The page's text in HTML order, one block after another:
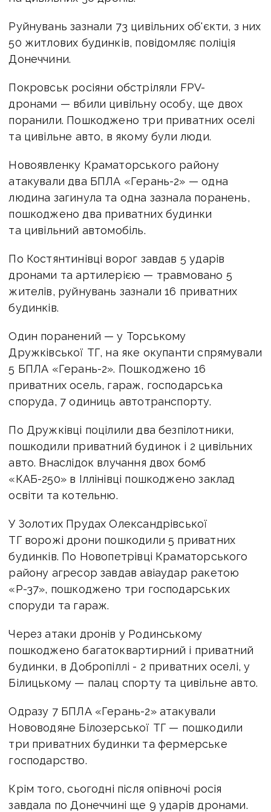
Руйнувань зазнали 73 цивільних об'єкти, з них
50 житлових будинків, повідомляє поліція
Донеччини.
Покровськ росіяни обстріляли FPV-
дронами — вбили цивільну особу, ще двох
поранили. Пошкоджено три приватних оселі
та цивільне авто, в якому були люди.
Новоявленку Краматорського району
атакували два БПЛА «Герань-2» — одна
людина загинула та одна зазнала поранень,
пошкоджено два приватних будинки
та цивільний автомобіль.
По Костянтинівці ворог завдав 5 ударів
дронами та артилерією — травмовано 5
жителів, руйнувань зазнали 16 приватних
будинків.
Один поранений — у Торському
Дружківської ТГ, на яке окупанти спрямували
5 БПЛА «Герань-2». Пошкоджено 16
приватних осель, гараж, господарська
споруда, 7 одиниць автотранспорту.
По Дружківці поцілили два безпілотники,
пошкодили приватний будинок і 2 цивільних
авто. Внаслідок влучання двох бомб
«КАБ-250» в Іллінівці пошкоджено заклад
освіти та котельню.
У Золотих Прудах Олександрівської
ТГ ворожі дрони пошкодили 5 приватних
будинків. По Новопетрівці Краматорського
району агресор завдав авіаудар ракетою
«Р-37», пошкоджено три господарських
споруди та гараж.
Через атаки дронів у Родинському
пошкоджено багатоквартирний і приватний
будинки, в Добропіллі - 2 приватних оселі, у
Білицькому — палац спорту та цивільне авто.
Одразу 7 БПЛА «Герань-2» атакували
Нововодяне Білозерської ТГ — пошкодили
три приватних будинки та фермерське
господарство.
Крім того, сьогодні після опівночі росія
завдала по Донеччині ще 9 ударів дронами.